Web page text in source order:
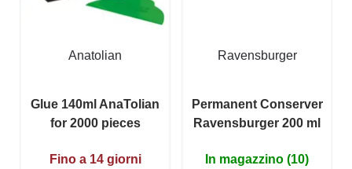
Anatolian
Glue 140ml AnaTolian
for 2000 pieces
Fino a 14 giorni
Ravensburger
Permanent Conserver
Ravensburger 200 ml
In magazzino (10)